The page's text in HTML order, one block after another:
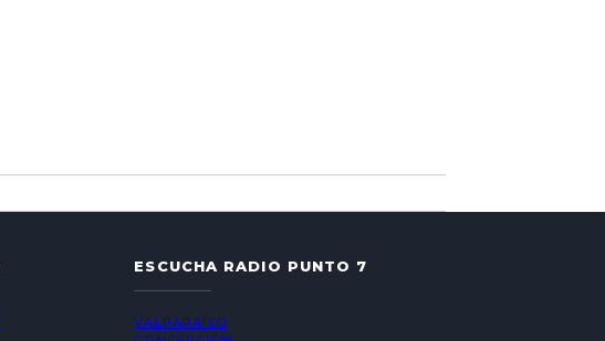
ESCUCHA RADIO PUNTO 7
VALPARAÍSO